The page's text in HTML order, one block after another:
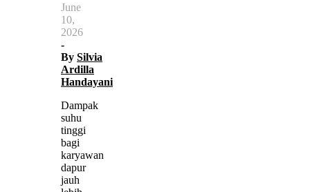
June
10,
2026
-
By Silvia
Ardilla
Handayani
Dampak
suhu
tinggi
bagi
karyawan
dapur
jauh